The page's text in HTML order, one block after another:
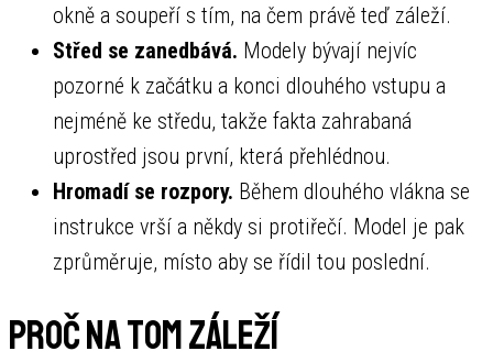
okně a soupeří s tím, na čem právě teď záleží.
Střed se zanedbává. Modely bývají nejvíc
pozorné k začátku a konci dlouhého vstupu a
nejméně ke středu, takže fakta zahrabaná
uprostřed jsou první, která přehlédnou.
Hromadí se rozpory. Během dlouhého vlákna se
instrukce vrší a někdy si protiřečí. Model je pak
zprůměruje, místo aby se řídil tou poslední.
Proč na tom záleží